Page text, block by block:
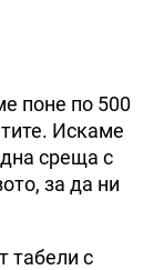
поне по 500
Искаме
среща с
за да ни
табели с